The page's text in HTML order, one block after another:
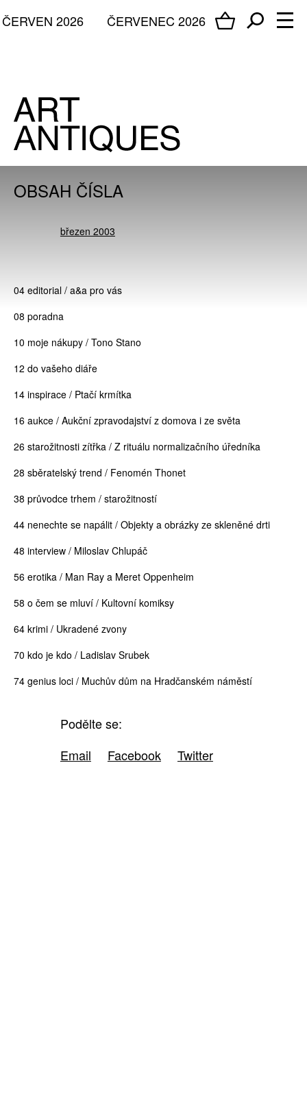
ČERVENEC 2026
ČERVEN 2026
OBSAH ČÍSLA
březen 2003
04 editorial / a&a pro vás
08 poradna
10 moje nákupy / Tono Stano
12 do vašeho diáře
14 inspirace / Ptačí krmítka
16 aukce / Aukční zpravodajství z domova i ze světa
26 starožitnosti zítřka / Z rituálu normalizačního úředníka
28 sběratelský trend / Fenomén Thonet
38 průvodce trhem / starožitností
44 nenechte se napálit / Objekty a obrázky ze skleněné drti
48 interview / Miloslav Chlupáč
56 erotika / Man Ray a Meret Oppenheim
58 o čem se mluví / Kultovní komiksy
64 krimi / Ukradené zvony
70 kdo je kdo / Ladislav Srubek
74 genius loci / Muchův dům na Hradčanském náměstí
Podělte se:
Email
Facebook Twitter